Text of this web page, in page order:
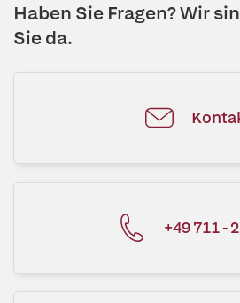
Haben Sie Fragen? Wir
Sie da.
+49 711 -